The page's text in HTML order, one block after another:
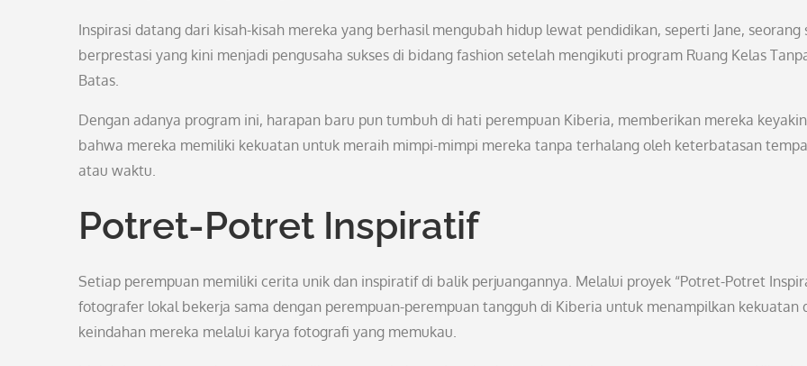
Inspirasi datang dari kisah-kisah mereka yang berhasil mengubah hidup lewat pendidikan, seperti Jane, seorang
berprestasi yang kini menjadi pengusaha sukses di bidang fashion setelah mengikuti program Ruang Kelas
Batas.
Dengan adanya program ini, harapan baru pun tumbuh di hati perempuan Kiberia, memberikan mereka
bahwa mereka memiliki kekuatan untuk meraih mimpi-mimpi mereka tanpa terhalang oleh keterbatasan
atau waktu.
Potret-Potret Inspiratif
Setiap perempuan memiliki cerita unik dan inspiratif di balik perjuangannya. Melalui proyek “Potret-Potret
fotografer lokal bekerja sama dengan perempuan-perempuan tangguh di Kiberia untuk menampilkan kekuatan
keindahan mereka melalui karya fotografi yang memukau.